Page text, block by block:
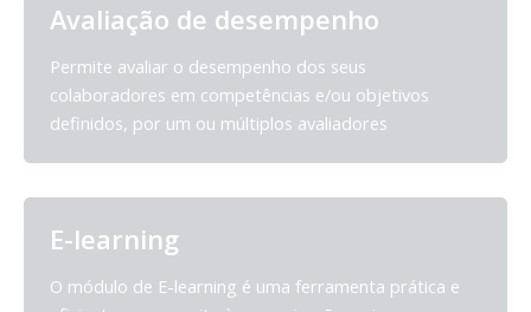
Avaliação de desempenho
Permite avaliar o desempenho dos seus
colaboradores em competências e/ou objetivos
definidos, por um ou múltiplos avaliadores
E-learning
O módulo de E-learning é uma ferramenta prática e